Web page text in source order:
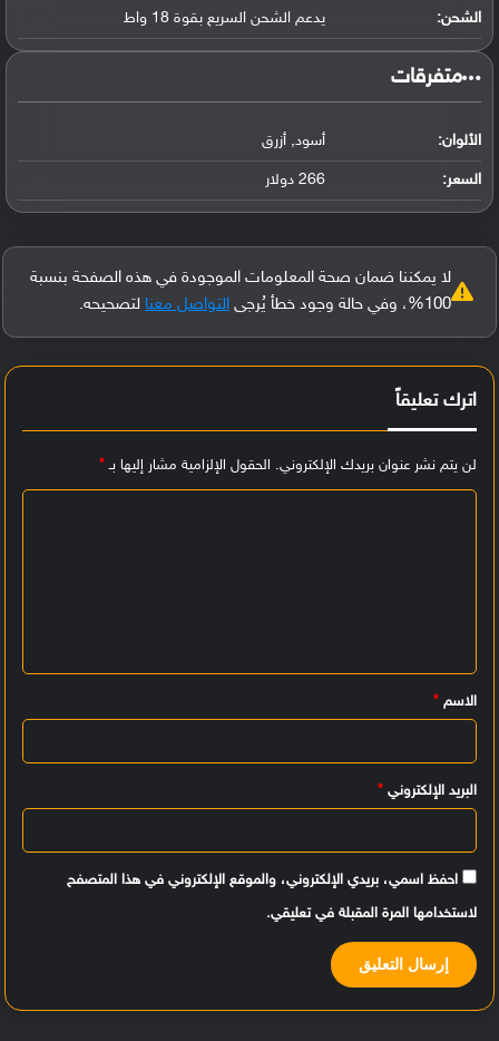
الشحن: يدعم الشحن السريع بقوة 18 واط
‏متفرقات‏
الألوان: أسود, أزرق
السعر: 266 دولار
لا يمكننا ضمان صحة المعلومات الموجودة في هذه الصفحة بنسبة
100%، وفي حالة وجود خطأ يُرجى
التواصل معنا لتصحيحه.
اترك تعليقاً
لن يتم نشر عنوان بريدك الإلكتروني. الحقول الإلزامية مشار إليها بـ*
ي
ق
الاسم *
البريد الإلكتروني *
احفظ اسمي، بريدي الإلكتروني، والموقع الإلكتروني في هذا المتصفح
لاستخدامها المرة المقبلة في تعليقي.